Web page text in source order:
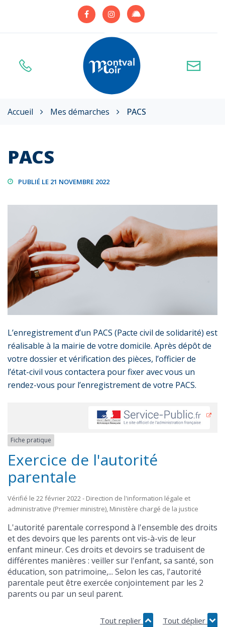
Lien
compte
Facebook
Lien
le
compte
Instagram
Lien
compte
Illiwap
Accueil Mes démarches PACS
PACS
PUBLIÉ LE 21 NOVEMBRE 2022
L’enregistrement d’un PACS (Pacte civil de solidarité) est
réalisable à la mairie de votre domicile. Après dépôt de
votre dossier et vérification des pièces, l’officier de
l’état-civil vous contactera pour fixer avec vous un
rendez-vous pour l’enregistrement de votre PACS.
Fiche pratique
Exercice de l'autorité
parentale
Vérifié le 22 février 2022 - Direction de l'information légale et
administrative (Premier ministre), Ministère chargé de la justice
L'autorité parentale correspond à l'ensemble des droits
et des devoirs que les parents ont vis-à-vis de leur
enfant mineur. Ces droits et devoirs se traduisent de
différentes manières : veiller sur l'enfant, sa santé, son
éducation, son patrimoine,... Selon les cas, l'autorité
parentale peut être exercée conjointement par les 2
parents ou par un seul parent.
Tout replier Tout déplier